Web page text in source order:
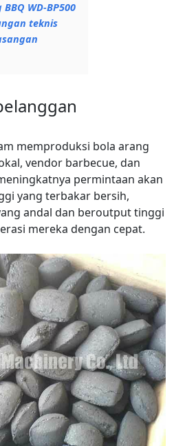
WD-BP500
teknis
memproduksi bola arang
vendor barbecue, dan
permintaan akan
yang terbakar bersih,
andal dan beroutput tinggi
mereka dengan cepat.